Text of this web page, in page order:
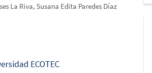
La Riva, Susana Edita Paredes Díaz
ECOTEC